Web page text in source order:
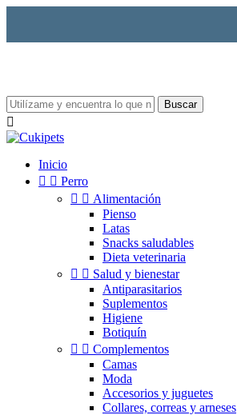
Buscar

Inicio
  Perro
  Alimentación
Pienso
Latas
Snacks saludables
Dieta veterinaria
  Salud y bienestar
Antiparasitarios
Suplementos
Higiene
Botiquín
  Complementos
Camas
Moda
Accesorios y juguetes
Collares, correas y arneses